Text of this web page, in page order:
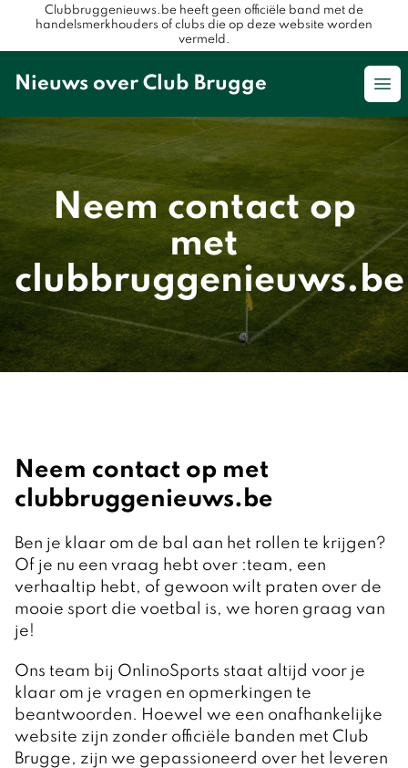
Clubbruggenieuws.be heeft geen officiële band met de
handelsmerkhouders of clubs die op deze website worden
vermeld.
Nieuws over Club Brugge
Neem contact op
met
clubbruggenieuws.be
Neem contact op met
clubbruggenieuws.be
Ben je klaar om de bal aan het rollen te krijgen?
Of je nu een vraag hebt over :team, een
verhaaltip hebt, of gewoon wilt praten over de
mooie sport die voetbal is, we horen graag van
je!
Ons team bij OnlinoSports staat altijd voor je
klaar om je vragen en opmerkingen te
beantwoorden. Hoewel we een onafhankelijke
website zijn zonder officiële banden met Club
Brugge, zijn we gepassioneerd over het leveren